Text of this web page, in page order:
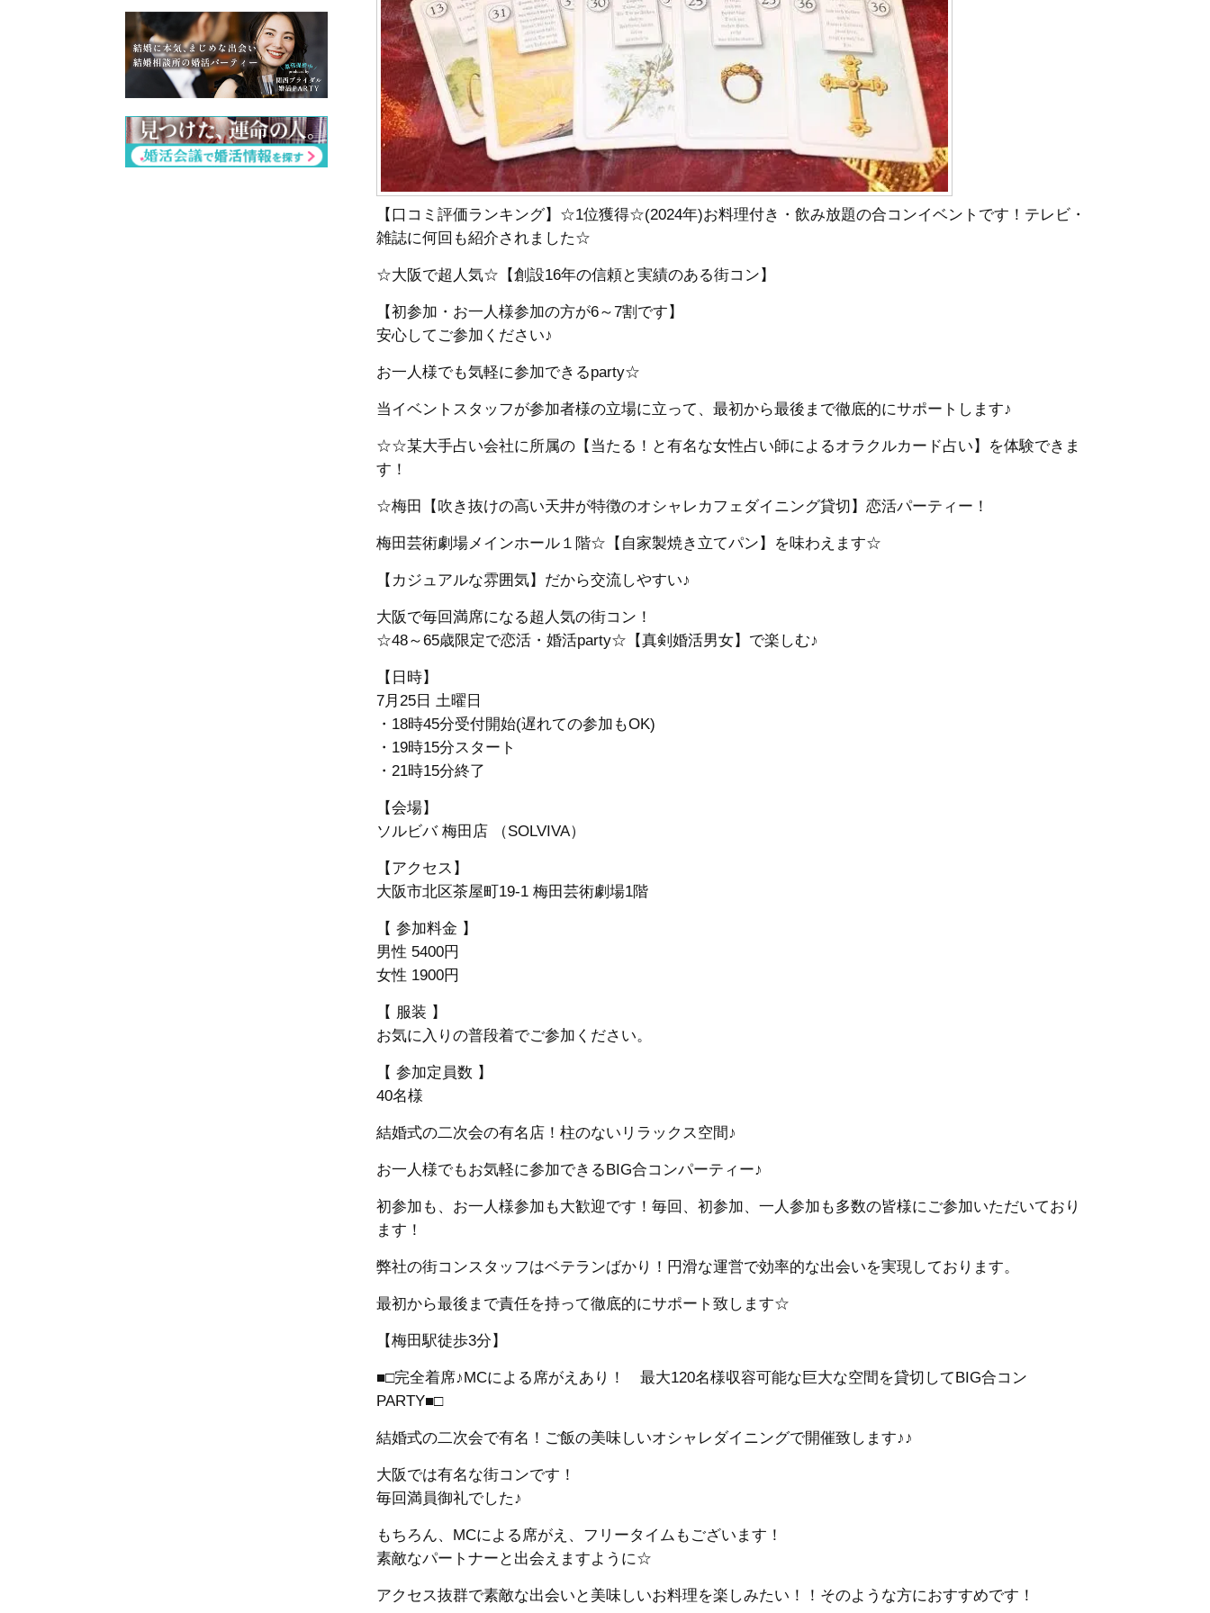
【口コミ評価ランキング】☆1位獲得☆(2024年)お料理付き・飲み放題の合コンイベントです！テレビ・
雑誌に何回も紹介されました☆
☆大阪で超人気☆【創設16年の信頼と実績のある街コン】
【初参加・お一人様参加の方が6～7割です】
安心してご参加ください♪
お一人様でも気軽に参加できるparty☆
当イベントスタッフが参加者様の立場に立って、最初から最後まで徹底的にサポートします♪
☆☆某大手占い会社に所属の【当たる！と有名な女性占い師によるオラクルカード占い】を体験できま
す！
☆梅田【吹き抜けの高い天井が特徴のオシャレカフェダイニング貸切】恋活パーティー！
梅田芸術劇場メインホール１階☆【自家製焼き立てパン】を味わえます☆
【カジュアルな雰囲気】だから交流しやすい♪
大阪で毎回満席になる超人気の街コン！
☆48～65歳限定で恋活・婚活party☆【真剣婚活男女】で楽しむ♪
【日時】
7月25日 土曜日
・18時45分受付開始(遅れての参加もOK)
・19時15分スタート
・21時15分終了
【会場】
ソルビバ 梅田店 （SOLVIVA）
【アクセス】
大阪市北区茶屋町19-1 梅田芸術劇場1階
【 参加料金 】
男性 5400円
女性 1900円
【 服装 】
お気に入りの普段着でご参加ください。
【 参加定員数 】
40名様
結婚式の二次会の有名店！柱のないリラックス空間♪
お一人様でもお気軽に参加できるBIG合コンパーティー♪
初参加も、お一人様参加も大歓迎です！毎回、初参加、一人参加も多数の皆様にご参加いただいており
ます！
弊社の街コンスタッフはベテランばかり！円滑な運営で効率的な出会いを実現しております。
最初から最後まで責任を持って徹底的にサポート致します☆
【梅田駅徒歩3分】
■□完全着席♪MCによる席がえあり！ 最大120名様収容可能な巨大な空間を貸切してBIG合コン
PARTY■□
結婚式の二次会で有名！ご飯の美味しいオシャレダイニングで開催致します♪♪
大阪では有名な街コンです！
毎回満員御礼でした♪
もちろん、MCによる席がえ、フリータイムもございます！
素敵なパートナーと出会えますように☆
アクセス抜群で素敵な出会いと美味しいお料理を楽しみたい！！そのような方におすすめです！